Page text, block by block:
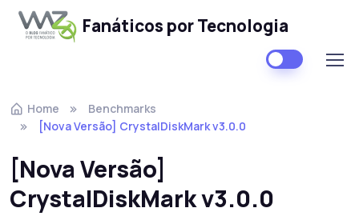
Fanáticos por Tecnologia
Home
Benchmarks
[Nova Versão] CrystalDiskMark v3.0.0
[Nova Versão]
CrystalDiskMark v3.0.0